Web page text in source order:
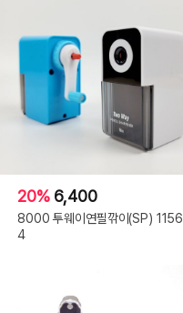
20% 6,400
8000 투웨이연필깎이(SP) 1156
4